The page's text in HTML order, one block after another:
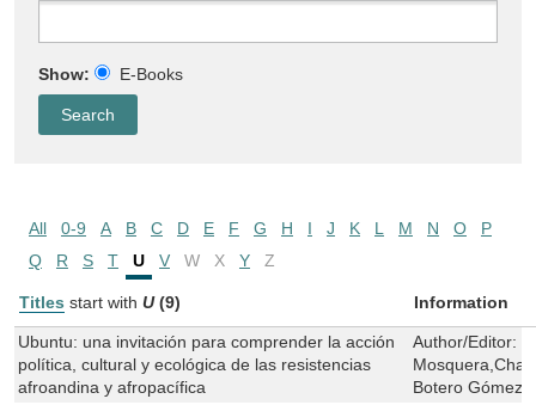
Show: E-Books
All 0-9 A B C D E F G H I J K L M N O
P
Q
R S T U V W X Y Z
Titles start with U (9) Information
Ubuntu: una invitación para comprender la acción
política, cultural y ecológica de las resistencias
afroandina y afropacífica
Author/Editor:
Botero